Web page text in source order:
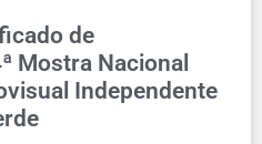
de
Mostra Nacional
Independente